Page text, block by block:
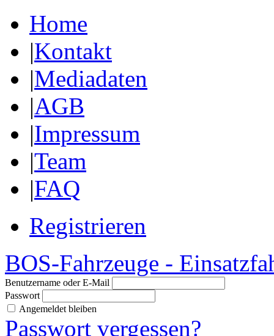
Home
|Kontakt
|Mediadaten
|AGB
|Impressum
|Team
|FAQ
Registrieren
BOS-Fahrzeuge -
Benutzername oder E-Mail
Passwort
Angemeldet bleiben
Passwort vergessen?